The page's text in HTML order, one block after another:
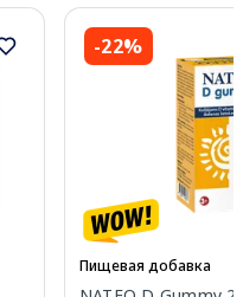
-22%
Пищевая добавка